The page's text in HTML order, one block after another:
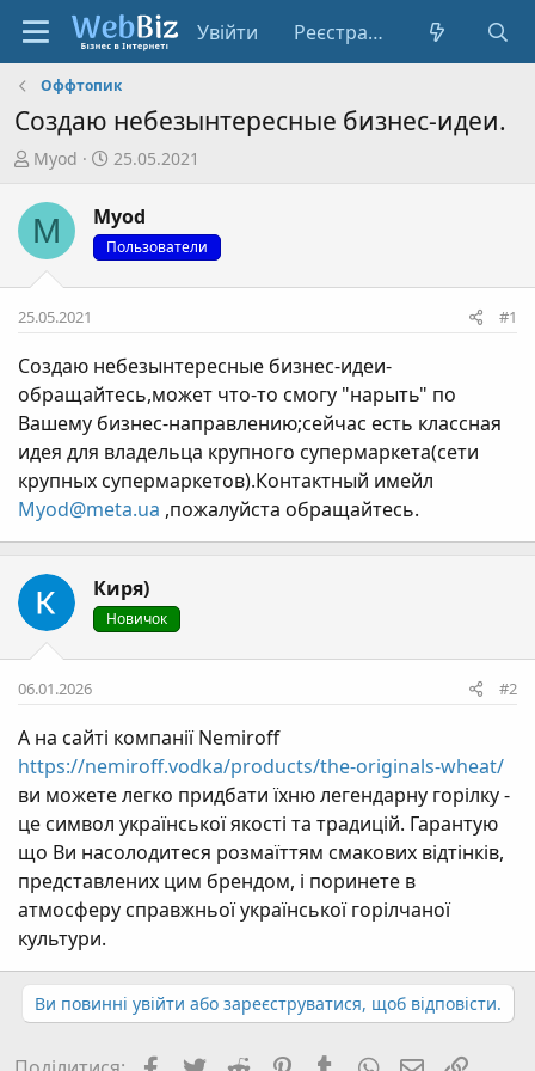
Увійти Реєстрація
Оффтопик
Создаю небезынтересные бизнес-идеи.
А
т
о
р
т
е
и
Myod
Д
т
а
с
т
р
н
н
я
25.05.2021
M Myod
Пользователи
25.05.2021 #1
Создаю небезынтересные бизнес-идеи-
обращайтесь,может что-то смогу "нарыть" по
Вашему бизнес-направлению;сейчас есть классная
идея для владельца крупного супермаркета(сети
крупных супермаркетов).Контактный имейл
Myod@meta.ua ,пожалуйста обращайтесь.
Киря)
Новичок
06.01.2026 #2
А на сайті компанії Nemiroff
https://nemiroff.vodka/products/the-originals-wheat/
ви можете легко придбати їхню легендарну горілку -
це символ української якості та традицій. Гарантую
що Ви насолодитеся розмаїттям смакових відтінків,
представлених цим брендом, і поринете в
атмосферу справжньої української горілчаної
культури.
Ви повинні увійти або зареєструватися, щоб відповісти.
Facebook
TwitterReddit PinterestTumblrWhatsApp
E-mail